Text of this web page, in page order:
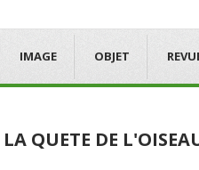
IMAGE OBJET
QUETE DE